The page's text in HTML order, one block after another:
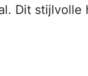
Dit